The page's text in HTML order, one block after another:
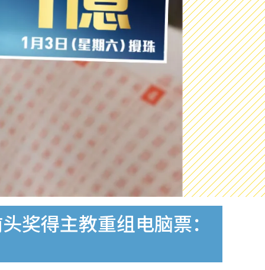
奖得主教重组电脑票：